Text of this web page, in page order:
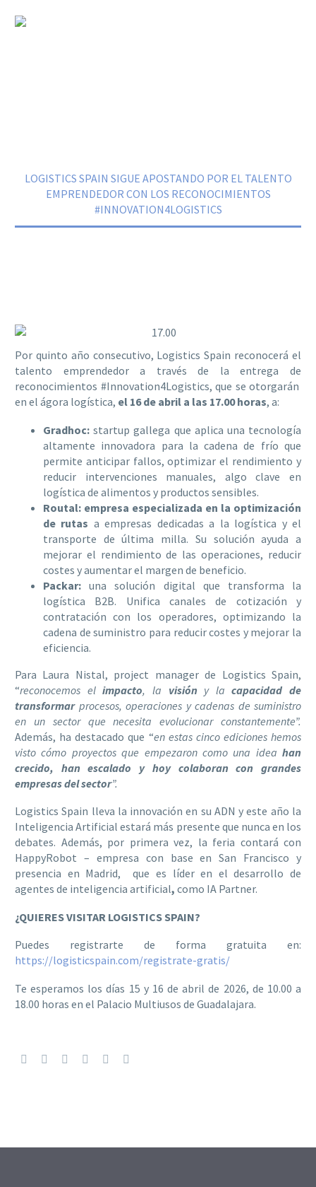
LOGISTICS SPAIN SIGUE APOSTANDO POR EL TALENTO
EMPRENDEDOR CON LOS RECONOCIMIENTOS
#INNOVATION4LOGISTICS
Por quinto año consecutivo, Logistics Spain reconocerá el
talento emprendedor a través de la entrega de
reconocimientos #Innovation4Logistics, que se otorgarán
en el ágora logística, el 16 de abril a las 17.00 horas, a:
Gradhoc:startup gallega que aplica una tecnología
altamente innovadora para la cadena de frío que
permite anticipar fallos, optimizar el rendimiento y
reducir intervenciones manuales, algo clave en
logística de alimentos y productos sensibles.
Routal: empresa especializada en la optimización
de rutas a empresas dedicadas a la logística y el
transporte de última milla. Su solución ayuda a
mejorar el rendimiento de las operaciones, reducir
costes y aumentar el margen de beneficio.
Packar:una solución digital que transforma la
logística B2B. Unifica canales de cotización y
contratación con los operadores, optimizando la
cadena de suministro para reducir costes y mejorar la
eficiencia.
Para Laura Nistal, project manager de Logistics Spain,
“reconocemos elimpacto, la visión y lacapacidad de
transformar procesos, operaciones y cadenas de suministro
en un sector que necesita evolucionar constantemente”.
Además, ha destacado que “en estas cinco ediciones hemos
visto cómo proyectos que empezaron como una idea han
crecido, han escalado y hoy colaboran con grandes
empresas del sector”.
Logistics Spain lleva la innovación en su ADN y este año la
Inteligencia Artificial estará más presente que nunca en los
debates. Además, por primera vez, la feria contará con
HappyRobot – empresa con base en San Francisco y
presencia en Madrid, que es líder en el desarrollo de
agentes de inteligencia artificial, como IA Partner.
¿QUIERES VISITAR LOGISTICS SPAIN?
Puedes registrarte de forma gratuita en:
https://logisticspain.com/registrate-gratis/
Te esperamos los días 15 y 16 de abril de 2026, de 10.00 a
18.00 horas en el Palacio Multiusos de Guadalajara.